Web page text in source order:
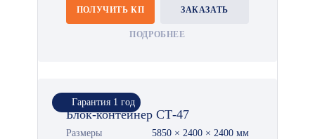
ПОЛУЧИТЬ КП ЗАКАЗАТЬ
ПОДРОБНЕЕ
Гарантия 1 год
Блок-контейнер СТ-47
Размеры 5850 × 2400 × 2400 мм